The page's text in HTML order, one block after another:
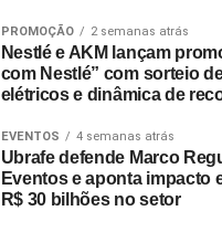
PROMOÇÃO 2 semanas atrás
Nestlé e AKM lançam
com Nestlé” com sorteio
elétricos e dinâmica de
EVENTOS 4 semanas atrás
Ubrafe defende Marco
Eventos e aponta impacto
R$ 30 bilhões no setor